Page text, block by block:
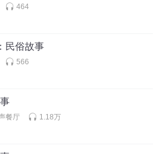
464
民俗故事
566
餐厅 1.18万